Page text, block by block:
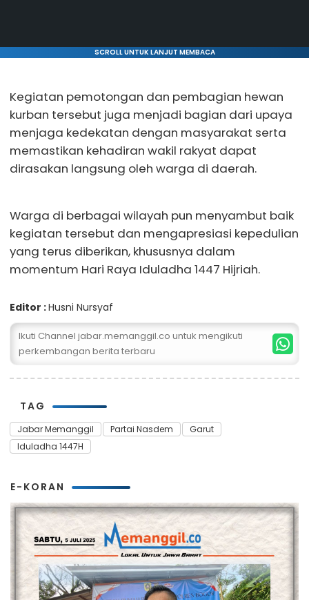
SCROLL UNTUK LANJUT MEMBACA
Kegiatan pemotongan dan pembagian hewan
kurban tersebut juga menjadi bagian dari upaya
menjaga kedekatan dengan masyarakat serta
memastikan kehadiran wakil rakyat dapat
dirasakan langsung oleh warga di daerah.
Warga di berbagai wilayah pun menyambut baik
kegiatan tersebut dan mengapresiasi kepedulian
yang terus diberikan, khususnya dalam
momentum Hari Raya Iduladha 1447 Hijriah.
Editor :Husni Nursyaf
Ikuti Channel jabar.memanggil.co untuk mengikuti
perkembangan berita terbaru
TAG
Jabar Memanggil Partai Nasdem
Garut
Iduladha 1447H
E-KORAN